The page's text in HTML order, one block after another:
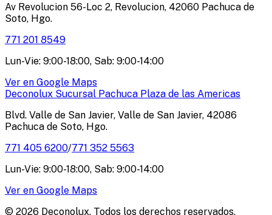
Av Revolucion 56-Loc 2, Revolucion, 42060 Pachuca de
Soto, Hgo.
771 201 8549
Lun-Vie: 9:00-18:00, Sab: 9:00-14:00
Ver en Google Maps
Deconolux Sucursal Pachuca Plaza de las Americas
Blvd. Valle de San Javier, Valle de San Javier, 42086
Pachuca de Soto, Hgo.
771 405 6200/771 352 5563
Lun-Vie: 9:00-18:00, Sab: 9:00-14:00
Ver en Google Maps
© 2026 Deconolux. Todos los derechos reservados.